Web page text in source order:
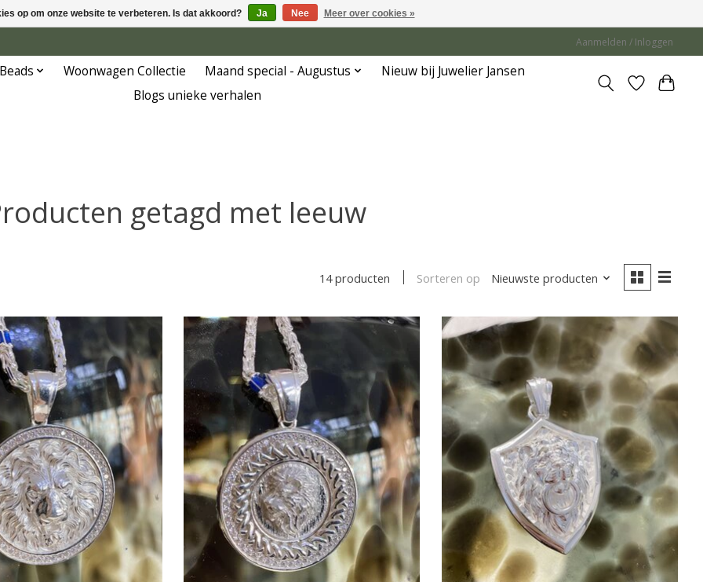
Aanmelden / Inloggen
Woonwagen Collectie Maand special - Augustus
Nieuw bij Juwelier Jansen
Blogs unieke verhalen
getagd met leeuw
14 producten Sorteren op Nieuwste producten
op om onze website te verbeteren. Is dat akkoord? Ja Nee Meer over cookies »